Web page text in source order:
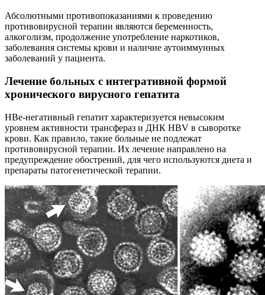
Абсолютными противопоказаниями к проведению
противовирусной терапии являются беременность,
алкоголизм, продолжение употребление наркотиков,
заболевания системы крови и наличие аутоиммунных
заболеваний у пациента.
Лечение больных с интегративной формой
хронического вирусного гепатита
HBе-негативный гепатит характеризуется невысоким
уровнем активности трансфераз и ДНК HBV в сыворотке
крови. Как правило, такие больные не подлежат
противовирусной терапии. Их лечение направлено на
предупреждение обострений, для чего используются диета и
препараты патогенетической терапии.